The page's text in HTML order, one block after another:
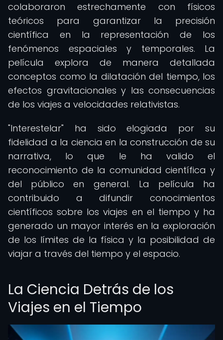
colaboraron estrechamente con físicos
teóricos para garantizar la precisión
científica en la representación de los
fenómenos espaciales y temporales. La
película explora de manera detallada
conceptos como la dilatación del tiempo, los
efectos gravitacionales y las consecuencias
de los viajes a velocidades relativistas.
"Interestelar" ha sido elogiada por su
fidelidad a la ciencia en la construcción de su
narrativa, lo que le ha valido el
reconocimiento de la comunidad científica y
del público en general. La película ha
contribuido a difundir conocimientos
científicos sobre los viajes en el tiempo y ha
generado un mayor interés en la exploración
de los límites de la física y la posibilidad de
viajar a través del tiempo y el espacio.
La Ciencia Detrás de los
Viajes en el Tiempo